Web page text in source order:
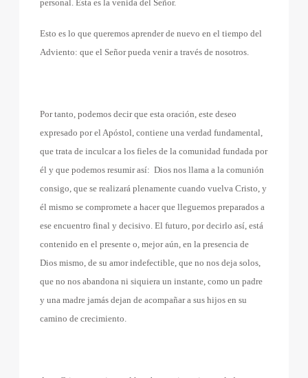
personal. Esta es la venida del Señor.
Esto es lo que queremos aprender de nuevo en el tiempo del
Adviento: que el Señor pueda venir a través de nosotros.
Por tanto, podemos decir que esta oración, este deseo
expresado por el Apóstol, contiene una verdad fundamental,
que trata de inculcar a los fieles de la comunidad fundada por
él y que podemos resumir así: Dios nos llama a la comunión
consigo, que se realizará plenamente cuando vuelva Cristo, y
él mismo se compromete a hacer que lleguemos preparados a
ese encuentro final y decisivo. El futuro, por decirlo así, está
contenido en el presente o, mejor aún, en la presencia de
Dios mismo, de su amor indefectible, que no nos deja solos,
que no nos abandona ni siquiera un instante, como un padre
y una madre jamás dejan de acompañar a sus hijos en su
camino de crecimiento.